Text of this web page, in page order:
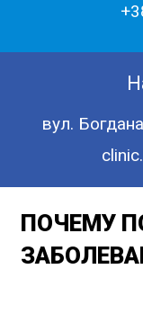
вул.
ПОЧЕМУ